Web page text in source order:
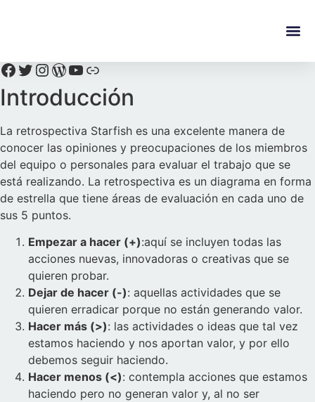
Introducción
La retrospectiva Starfish es una excelente manera de
conocer las opiniones y preocupaciones de los miembros
del equipo o personales para evaluar el trabajo que se
está realizando. La retrospectiva es un diagrama en forma
de estrella que tiene áreas de evaluación en cada uno de
sus 5 puntos.
Empezar a hacer (+):aquí se incluyen todas las
acciones nuevas, innovadoras o creativas que se
quieren probar.
Dejar de hacer (-): aquellas actividades que se
quieren erradicar porque no están generando valor.
Hacer más (>): las actividades o ideas que tal vez
estamos haciendo y nos aportan valor, y por ello
debemos seguir haciendo.
Hacer menos (<): contempla acciones que estamos
haciendo pero no generan valor y, al no ser